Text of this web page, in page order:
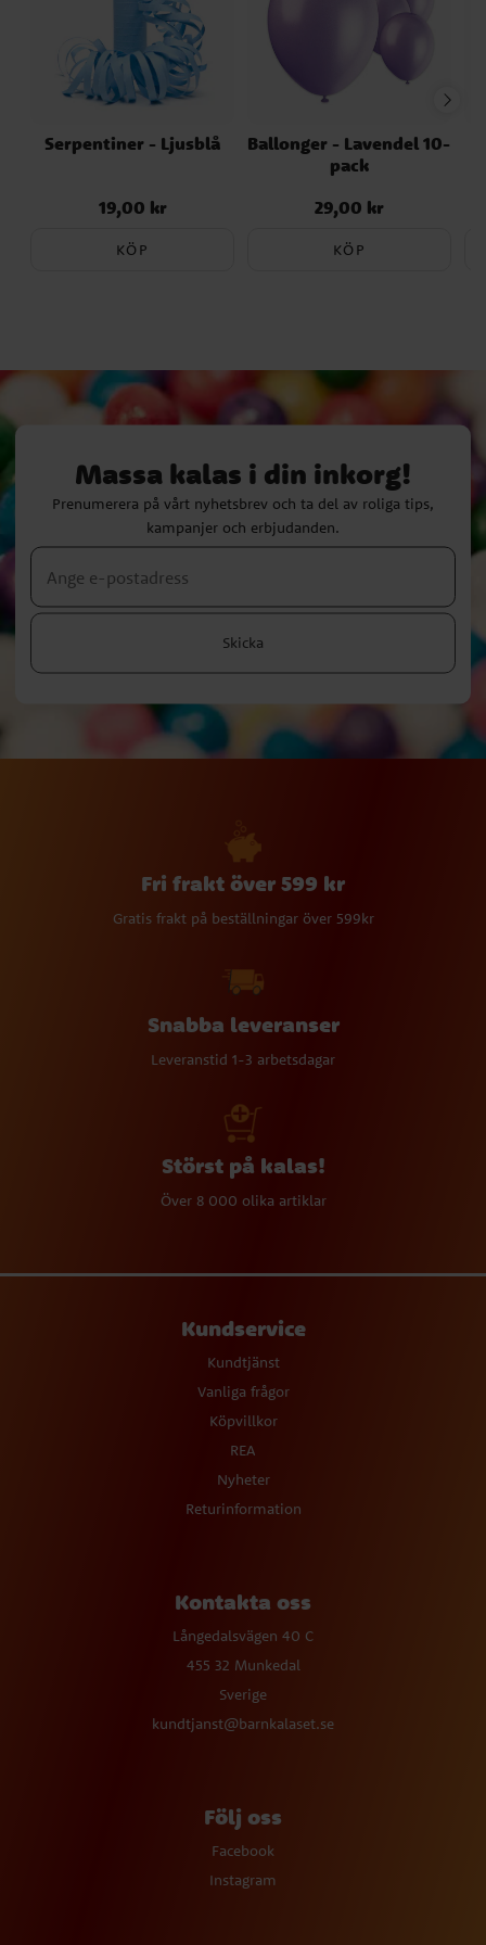
Serpentiner - Ljusblå
Pris:19,00 kr
19,00 kr
KÖP
Ballonger - Lavendel 10-
pack
Pris:29,00 kr
29,00 kr
KÖP
Massa kalas i din inkorg!
Prenumerera på vårt nyhetsbrev och ta del av roliga tips,
kampanjer och erbjudanden.
Skicka
Fri frakt över 599 kr
Gratis frakt på beställningar över 599kr
Snabba leveranser
Leveranstid 1-3 arbetsdagar
Störst på kalas!
Över 8 000 olika artiklar
Kundservice
Kundtjänst
Vanliga frågor
Köpvillkor
REA
Nyheter
Returinformation
Kontakta oss
Långedalsvägen 40 C
455 32 Munkedal
Sverige
kundtjanst@barnkalaset.se
Följ oss
Facebook
Instagram